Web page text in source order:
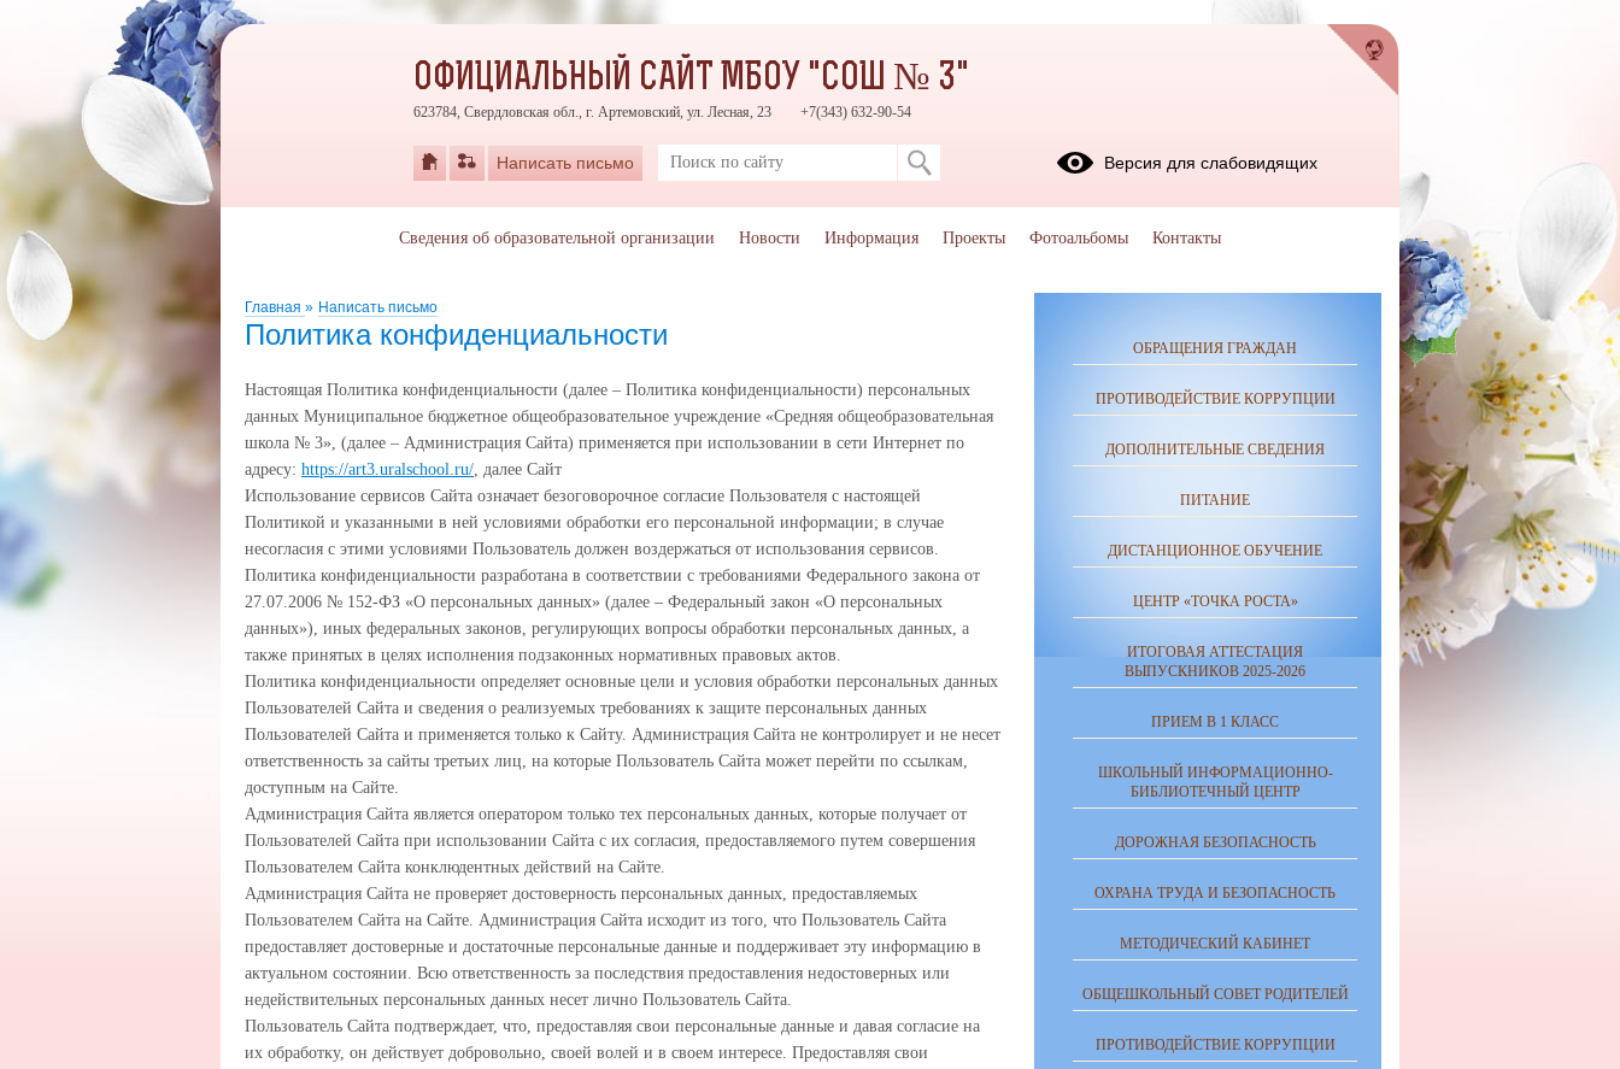
Главная » Написать письмо
Политика конфиденциальности
Настоящая Политика конфиденциальности (далее – Политика конфиденциальности) персональных
данных Муниципальное бюджетное общеобразовательное учреждение «Средняя общеобразовательная
школа № 3», (далее – Администрация Сайта) применяется при использовании в сети Интернет по
адресу: https://art3.uralschool.ru/, далее Сайт
Использование сервисов Сайта означает безоговорочное согласие Пользователя с настоящей
Политикой и указанными в ней условиями обработки его персональной информации; в случае
несогласия с этими условиями Пользователь должен воздержаться от использования сервисов.
Политика конфиденциальности разработана в соответствии с требованиями Федерального закона от
27.07.2006 № 152-ФЗ «О персональных данных» (далее – Федеральный закон «О персональных
данных»), иных федеральных законов, регулирующих вопросы обработки персональных данных, а
также принятых в целях исполнения подзаконных нормативных правовых актов.
Политика конфиденциальности определяет основные цели и условия обработки персональных данных
Пользователей Сайта и сведения о реализуемых требованиях к защите персональных данных
Пользователей Сайта и применяется только к Сайту. Администрация Сайта не контролирует и не несет
ответственность за сайты третьих лиц, на которые Пользователь Сайта может перейти по ссылкам,
доступным на Сайте.
Администрация Сайта является оператором только тех персональных данных, которые получает от
Пользователей Сайта при использовании Сайта с их согласия, предоставляемого путем совершения
Пользователем Сайта конклюдентных действий на Сайте.
Администрация Сайта не проверяет достоверность персональных данных, предоставляемых
Пользователем Сайта на Сайте. Администрация Сайта исходит из того, что Пользователь Сайта
предоставляет достоверные и достаточные персональные данные и поддерживает эту информацию в
актуальном состоянии. Всю ответственность за последствия предоставления недостоверных или
недействительных персональных данных несет лично Пользователь Сайта.
Пользователь Сайта подтверждает, что, предоставляя свои персональные данные и давая согласие на
их обработку, он действует добровольно, своей волей и в своем интересе. Предоставляя свои
ОБРАЩЕНИЯ ГРАЖДАН
ПРОТИВОДЕЙСТВИЕ КОРРУПЦИИ
ДОПОЛНИТЕЛЬНЫЕ СВЕДЕНИЯ
ПИТАНИЕ
ДИСТАНЦИОННОЕ ОБУЧЕНИЕ
ЦЕНТР «ТОЧКА РОСТА»
ИТОГОВАЯ АТТЕСТАЦИЯ
ВЫПУСКНИКОВ 2025-2026
ПРИЕМ В 1 КЛАСС
ШКОЛЬНЫЙ ИНФОРМАЦИОННО-
БИБЛИОТЕЧНЫЙ ЦЕНТР
ДОРОЖНАЯ БЕЗОПАСНОСТЬ
ОХРАНА ТРУДА И БЕЗОПАСНОСТЬ
МЕТОДИЧЕСКИЙ КАБИНЕТ
ОБЩЕШКОЛЬНЫЙ СОВЕТ РОДИТЕЛЕЙ
ПРОТИВОДЕЙСТВИЕ КОРРУПЦИИ
ОФИЦИАЛЬНЫЙ САЙТ МБОУ "СОШ № 3"
623784, Свердловская обл., г. Артемовский, ул. Лесная, 23 +7(343) 632-90-54
Написать письмо Версия для слабовидящих
Сведения об образовательной организации Новости Информация Проекты Фотоальбомы Контакты